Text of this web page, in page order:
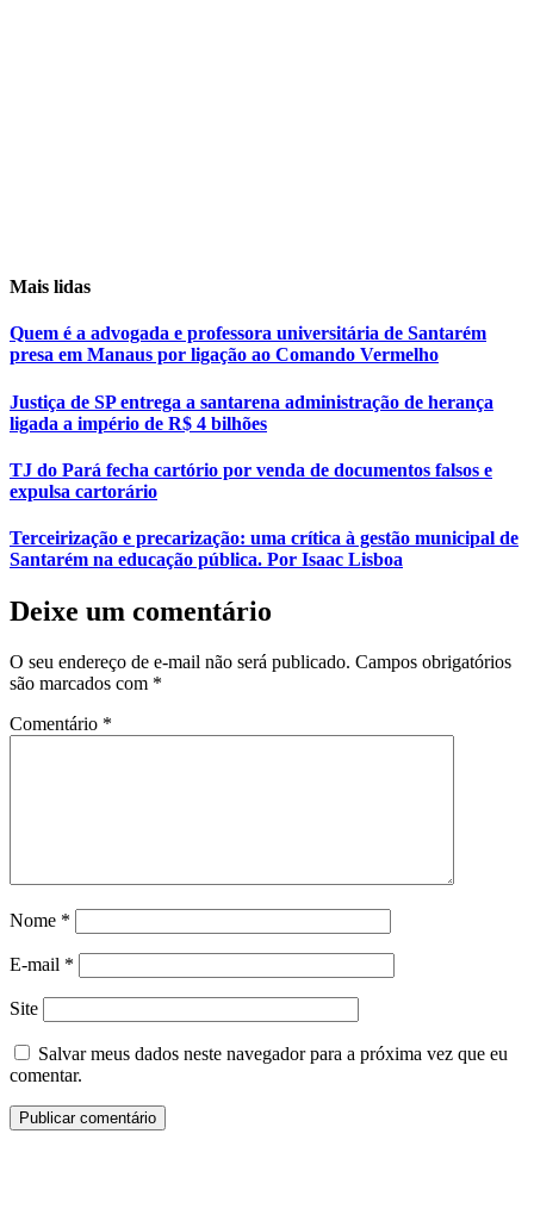
Mais lidas
Quem é a advogada e professora universitária de Santarém
presa em Manaus por ligação ao Comando Vermelho
Justiça de SP entrega a santarena administração de herança
ligada a império de R$ 4 bilhões
TJ do Pará fecha cartório por venda de documentos falsos e
expulsa cartorário
Terceirização e precarização: uma crítica à gestão municipal de
Santarém na educação pública. Por Isaac Lisboa
Deixe um comentário
O seu endereço de e-mail não será publicado. Campos obrigatórios
são marcados com *
Comentário *
Nome *
E-mail *
Site
Salvar meus dados neste navegador para a próxima vez que eu
comentar.